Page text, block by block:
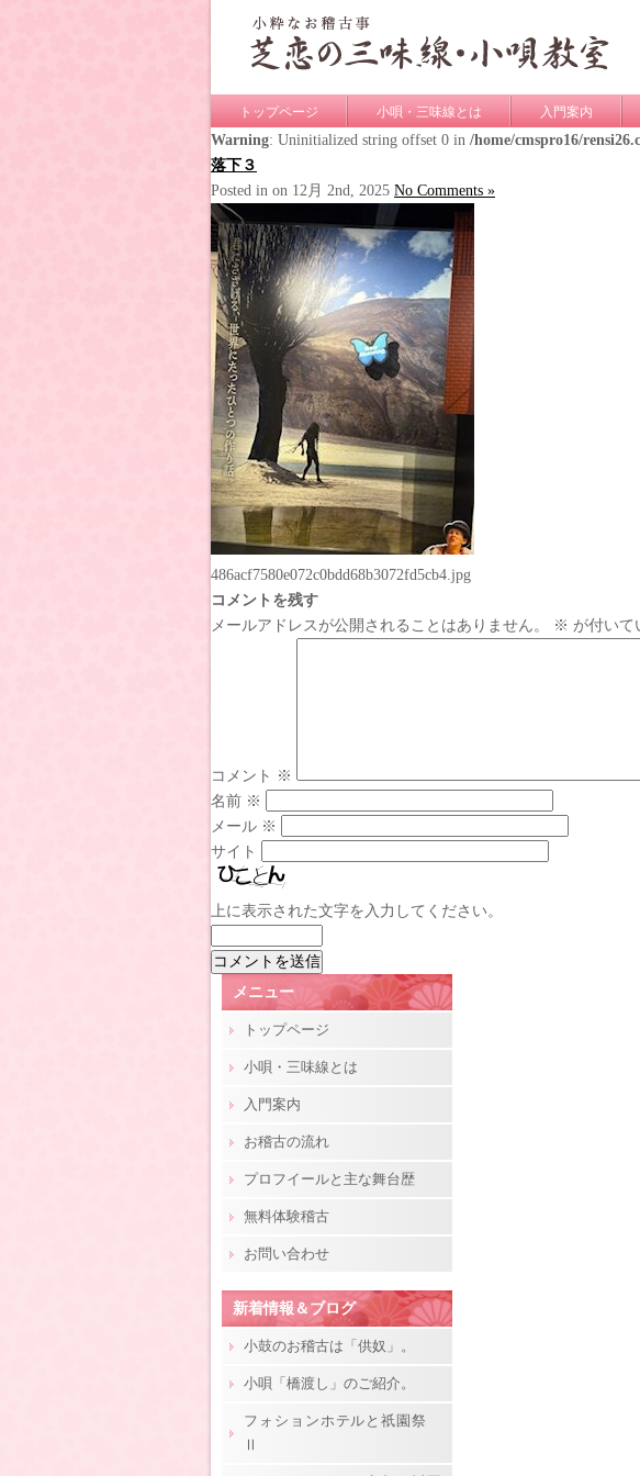
トップページ 小唄・三味線とは 入門案内
Warning: Uninitialized string offset 0 in /home/cmspro16/
落下３
Posted in on 12月 2nd, 2025 No Comments »
486acf7580e072c0bdd68b3072fd5cb4.jpg
コメントを残す
メールアドレスが公開されることはありません。
※ が付いて
コメント ※
名前 ※
メール ※
サイト
上に表示された文字を入力してください。
メニュー
トップページ
小唄・三味線とは
入門案内
お稽古の流れ
プロフイールと主な舞台歴
無料体験稽古
お問い合わせ
新着情報＆ブログ
小鼓のお稽古は「供奴」。
小唄「橋渡し」のご紹介。
フォションホテルと祇園祭
Ⅱ